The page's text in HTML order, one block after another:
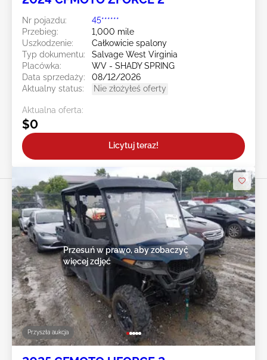
Nr pojazdu:
45******
Przebieg:
1,000 mile
Uszkodzenie:
Całkowicie spalony
Typ dokumentu:
Salvage West Virginia
Placówka:
WV - SHADY SPRING
Data sprzedaży:
08/12/2026
Aktualny status:
Nie złożyłeś oferty
Aktualna oferta:
$0
Licytuj teraz!
Przyszła aukcja
Przesuń w prawo, aby zobaczyć
więcej zdjęć